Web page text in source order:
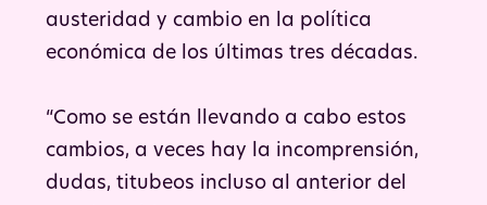
austeridad y cambio en la política
económica de los últimas tres décadas.
“Como se están llevando a cabo estos
cambios, a veces hay la incomprensión,
dudas, titubeos incluso al anterior del